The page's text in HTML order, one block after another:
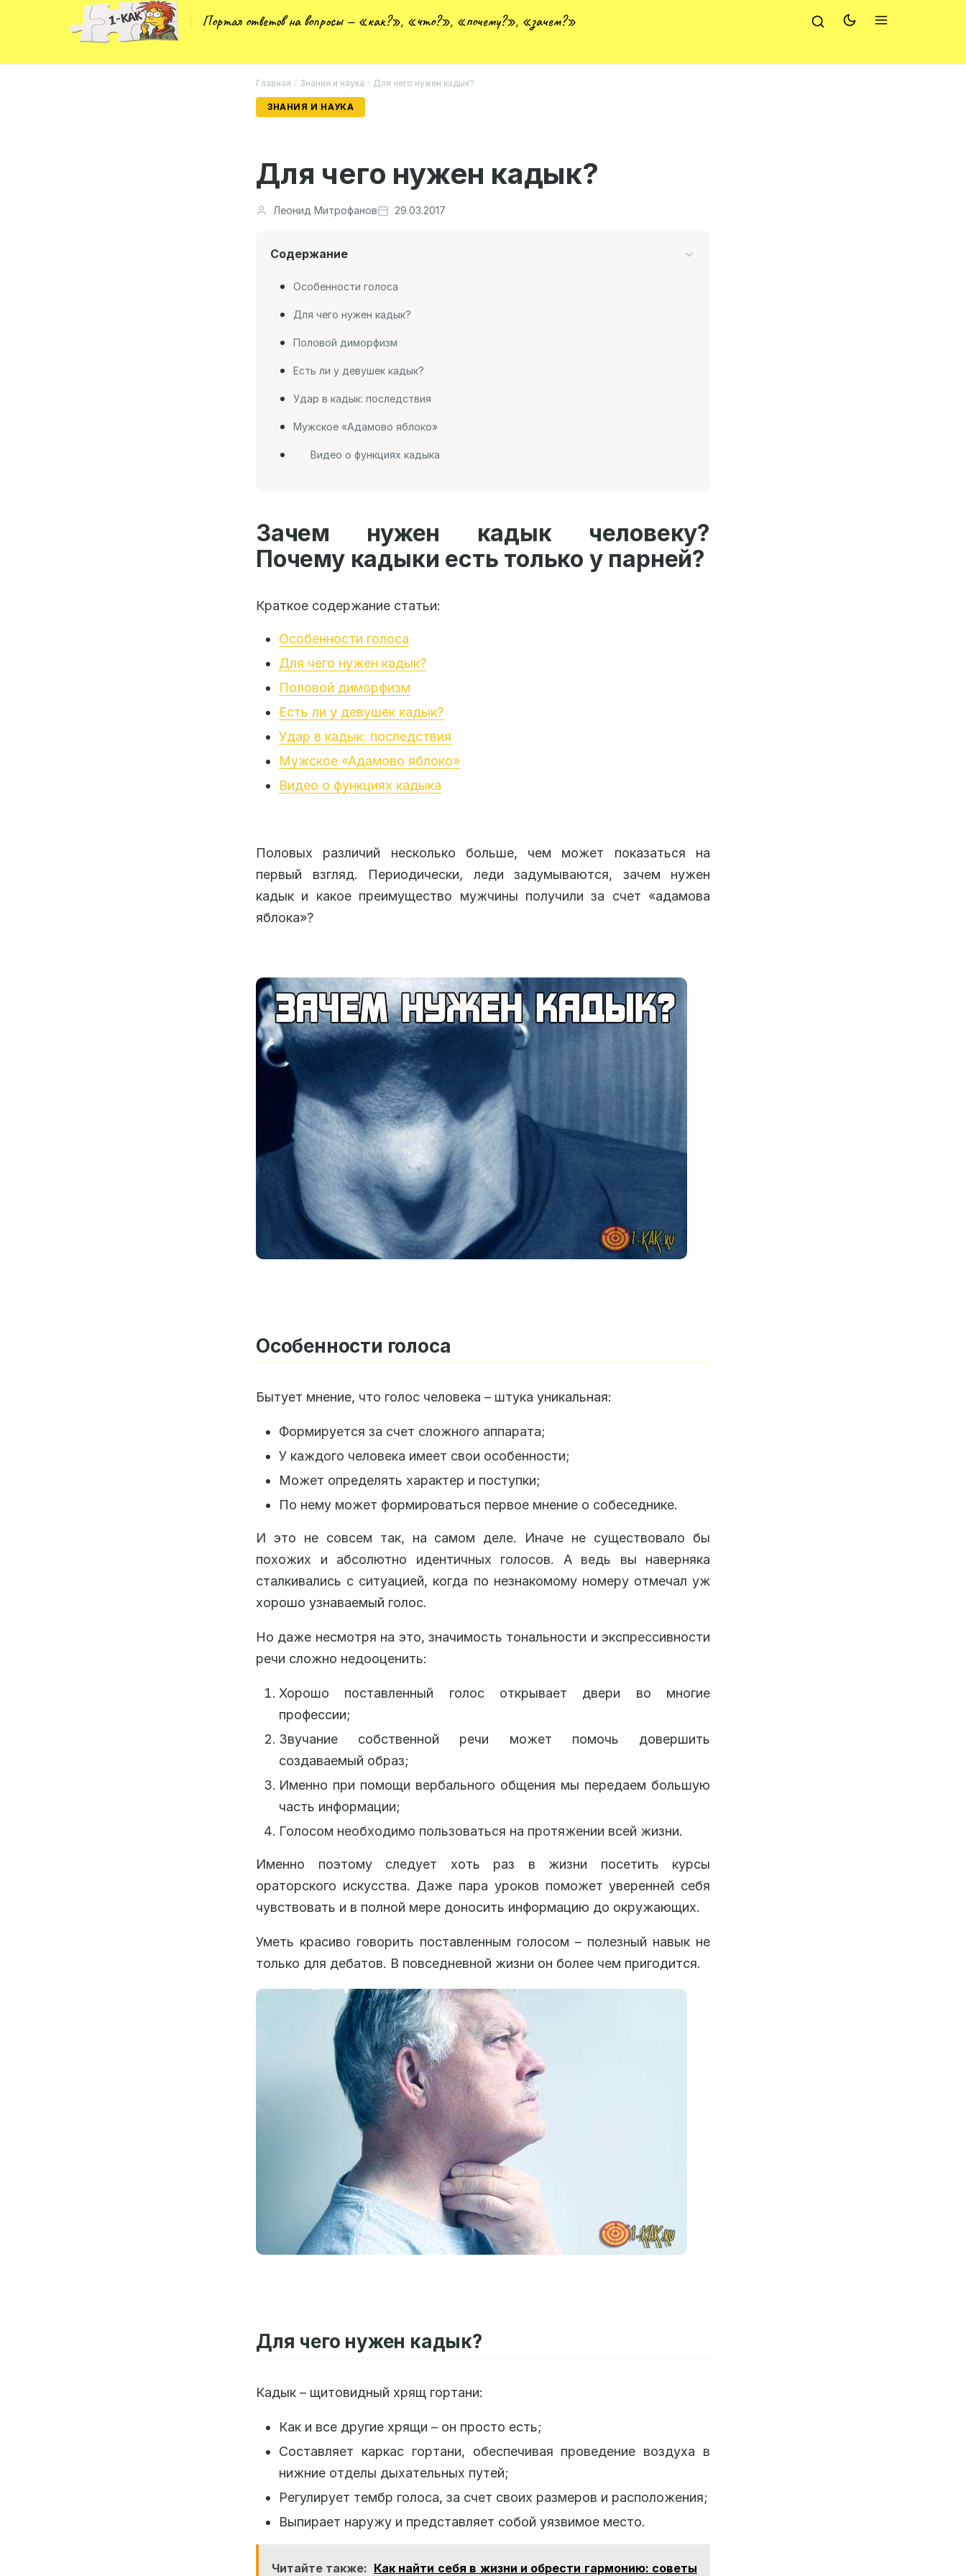
Портал ответов на вопросы — «как?», «что?», «почему?», «зачем?»
Главная / Знания и наука / Для чего нужен кадык?
ЗНАНИЯ И НАУКА
Для чего нужен кадык?
Леонид Митрофанов 29.03.2017
Содержание
Особенности голоса
Для чего нужен кадык?
Половой диморфизм
Есть ли у девушек кадык?
Удар в кадык: последствия
Мужское «Адамово яблоко»
Видео о функциях кадыка
Зачем нужен кадык человеку?
Почему кадыки есть только у парней?
Краткое содержание статьи:
Особенности голоса
Для чего нужен кадык?
Половой диморфизм
Есть ли у девушек кадык?
Удар в кадык: последствия
Мужское «Адамово яблоко»
Видео о функциях кадыка
Половых различий несколько больше, чем может показаться на
первый взгляд. Периодически, леди задумываются, зачем нужен
кадык и какое преимущество мужчины получили за счет «адамова
яблока»?
Особенности голоса
Бытует мнение, что голос человека – штука уникальная:
Формируется за счет сложного аппарата;
У каждого человека имеет свои особенности;
Может определять характер и поступки;
По нему может формироваться первое мнение о собеседнике.
И это не совсем так, на самом деле. Иначе не существовало бы
похожих и абсолютно идентичных голосов. А ведь вы наверняка
сталкивались с ситуацией, когда по незнакомому номеру отмечал уж
хорошо узнаваемый голос.
Но даже несмотря на это, значимость тональности и экспрессивности
речи сложно недооценить:
Хорошо поставленный голос открывает двери во многие
профессии;
Звучание собственной речи может помочь довершить
создаваемый образ;
Именно при помощи вербального общения мы передаем большую
часть информации;
Голосом необходимо пользоваться на протяжении всей жизни.
Именно поэтому следует хоть раз в жизни посетить курсы
ораторского искусства. Даже пара уроков поможет уверенней себя
чувствовать и в полной мере доносить информацию до окружающих.
Уметь красиво говорить поставленным голосом – полезный навык не
только для дебатов. В повседневной жизни он более чем пригодится.
Для чего нужен кадык?
Кадык – щитовидный хрящ гортани:
Как и все другие хрящи – он просто есть;
Составляет каркас гортани, обеспечивая проведение воздуха в
нижние отделы дыхательных путей;
Регулирует тембр голоса, за счет своих размеров и расположения;
Выпирает наружу и представляет собой уязвимое место.
Читайте также: Как найти себя в жизни и обрести гармонию: советы